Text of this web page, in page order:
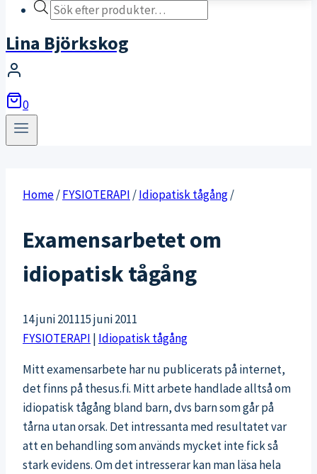
Products
Lina Björkskog
0
Home/FYSIOTERAPI /Idiopatisk tågång/
Examensarbetet om
idiopatisk tågång
14 juni 201115 juni 2011
FYSIOTERAPI | Idiopatisk tågång
Mitt examensarbete har nu publicerats på internet,
det finns på thesus.fi. Mitt arbete handlade alltså om
idiopatisk tågång bland barn, dvs barn som går på
tårna utan orsak. Det intressanta med resultatet var
att en behandling som används mycket inte fick så
stark evidens. Om det intresserar kan man läsa hela